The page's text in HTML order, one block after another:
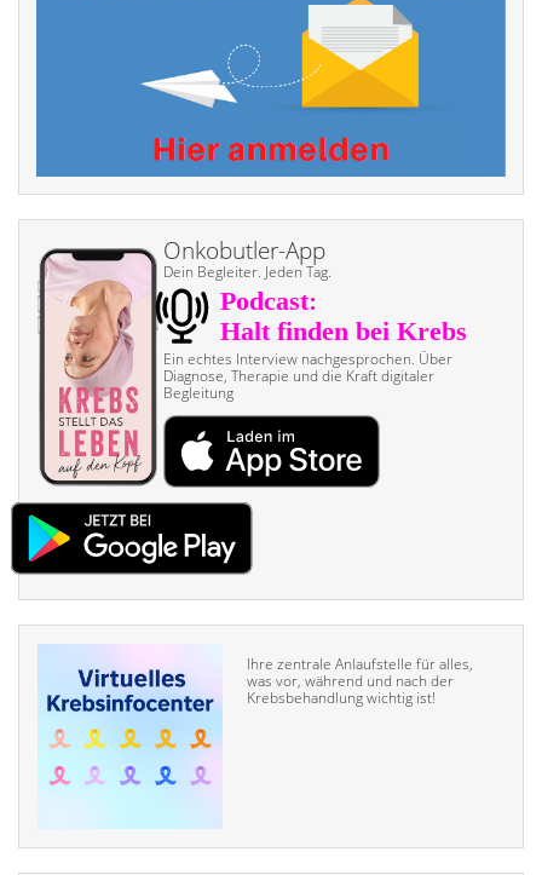
Onkobutler-App
Dein Begleiter. Jeden Tag.
Ein echtes Interview nach­gesprochen. Über
Diagnose, Therapie und die Kraft digitaler
Begleitung
Ihre zentrale Anlaufstelle für alles,
was vor, während und nach der
Krebsbehandlung wichtig ist!